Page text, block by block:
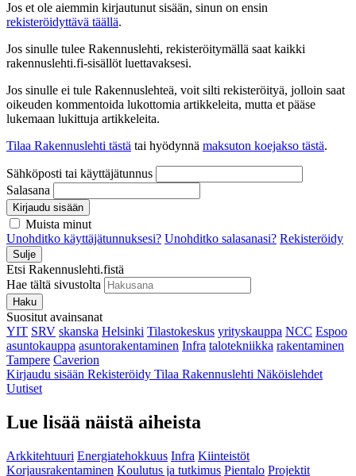
Jos et ole aiemmin kirjautunut sisään, sinun on ensin
rekisteröidyttävä täällä.
Jos sinulle tulee Rakennuslehti, rekisteröitymällä saat kaikki
rakennuslehti.fi-sisällöt luettavaksesi.
Jos sinulle ei tule Rakennuslehteä, voit silti rekisteröityä, jolloin saat
oikeuden kommentoida lukottomia artikkeleita, mutta et pääse
lukemaan lukittuja artikkeleita.
Tilaa Rakennuslehti tästä tai hyödynnä maksuton koejakso tästä.
Sähköposti tai käyttäjätunnus
Salasana
Kirjaudu sisään
Muista minut
Unohditko käyttäjätunnuksesi? Unohditko salasanasi? Rekisteröidy
Sulje
Etsi Rakennuslehti.fistä
Hae tältä sivustolta
Haku
Suositut avainsanat
YIT SRV skanska Helsinki Tilastokeskus yrityskauppa NCC Espoo
asuntokauppa asuntorakentaminen Infra talotekniikka rakentaminen
Tampere Caverion
Kirjaudu sisään Rekisteröidy Tilaa Rakennuslehti Näköislehdet
Uutiset
Lue lisää näistä aiheista
Arkkitehtuuri Energiatehokkuus Infra Kiinteistöt
Korjausrakentaminen Koulutus ja tutkimus Pientalo Projektit